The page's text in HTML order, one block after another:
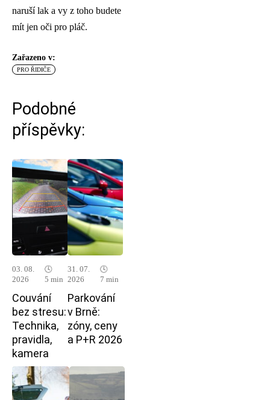
naruší lak a vy z toho budete
mít jen oči pro pláč.
Zařazeno v:
PRO ŘIDIČE
Podobné
příspěvky:
03. 08.
2026
🕓
5 min
Couvání
bez stresu:
Technika,
pravidla,
kamera
31. 07.
2026
🕓
7 min
Parkování
v Brně:
zóny, ceny
a P+R 2026